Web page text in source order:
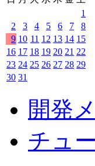
1
2
3 4 5 6 7
8
9 10 11 12 13 14 15
16 17 18 19 20 21 22
23 24 25 26 27 28 29
30 31
開発
チュ